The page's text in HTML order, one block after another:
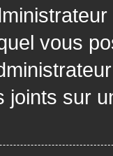
vous
joints sur